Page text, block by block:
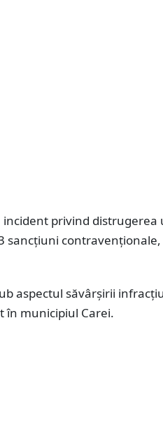
privind distrugerea
sancțiuni
aspectul săvârșirii
în municipiul Carei.